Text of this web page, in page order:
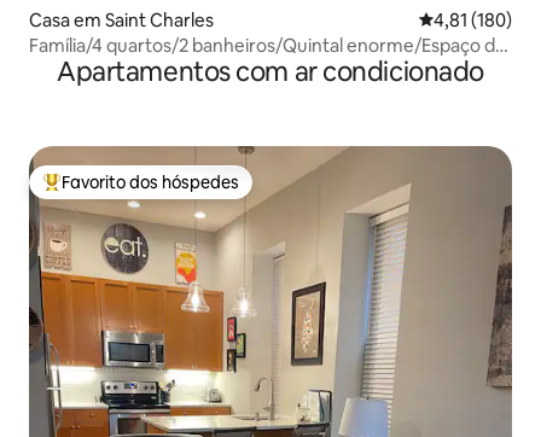
Casa em Saint Charles Classificação
4,81 (180)
Família/4 quartos/2 banheiros/Quintal enorme/Espaço de
recreação/Pingue-pongue/Fliperama
Apartamentos com ar condicionado
Favoritos dos hóspedes mais apreciados
Favorito dos hóspedes